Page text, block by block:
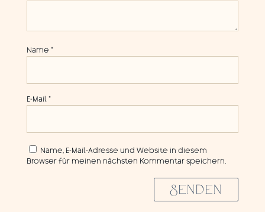
Name *
E-Mail *
Name, E-Mail-Adresse und Website in diesem
Browser für meinen nächsten Kommentar speichern.
SENDEN